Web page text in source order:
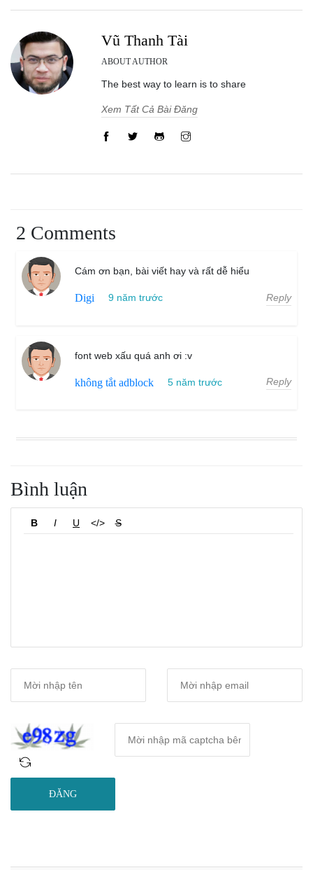
Vũ Thanh Tài
ABOUT AUTHOR
The best way to learn is to share
Xem Tất Cả Bài Đăng
2 Comments
Cám ơn bạn, bài viết hay và rất dễ hiểu
Digi 9 năm trước Reply
font web xấu quá anh ơi :v
không tắt adblock 5 năm trước Reply
Bình luận
B I U </> S
ĐĂNG